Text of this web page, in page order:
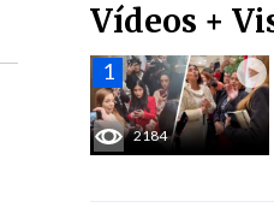
Vídeos +
2184